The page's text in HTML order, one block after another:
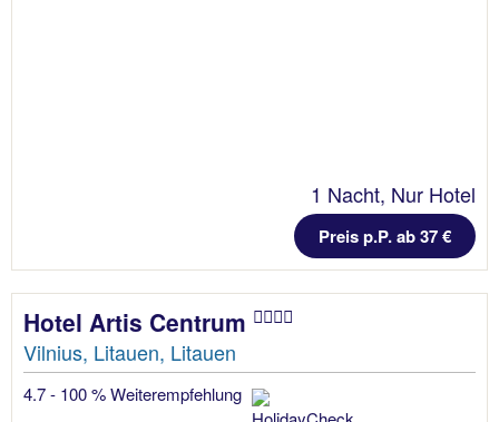
1 Nacht, Nur Hotel
Preis p.P. ab 37 €
Hotel Artis Centrum
Vilnius, Litauen, Litauen
4.7 - 100 % Weiterempfehlung